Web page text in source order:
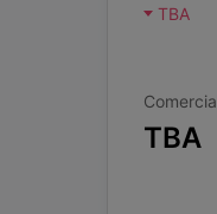
TBA
TBA